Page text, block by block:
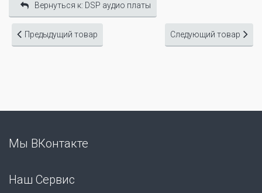
Вернуться к: DSP аудио платы
Предыдущий товар Следующий товар
Мы ВКонтакте
Наш Сервис